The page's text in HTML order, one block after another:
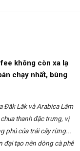
không còn xa lạ
chạy nhất, bùng
Đăk Lăk và Arabica Lâm
thanh đặc trưng, vị
phú của trái cây rừng...
đại tạo nên dòng cà phê